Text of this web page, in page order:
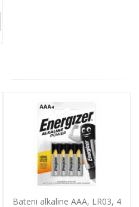
Baterii alkaline AAA, LR03, 4